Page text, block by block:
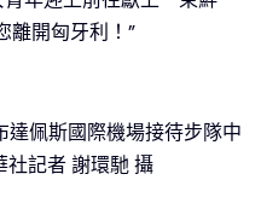
離開匈牙利！”
佩斯國際機場接待步隊中
社記者 謝環馳 攝